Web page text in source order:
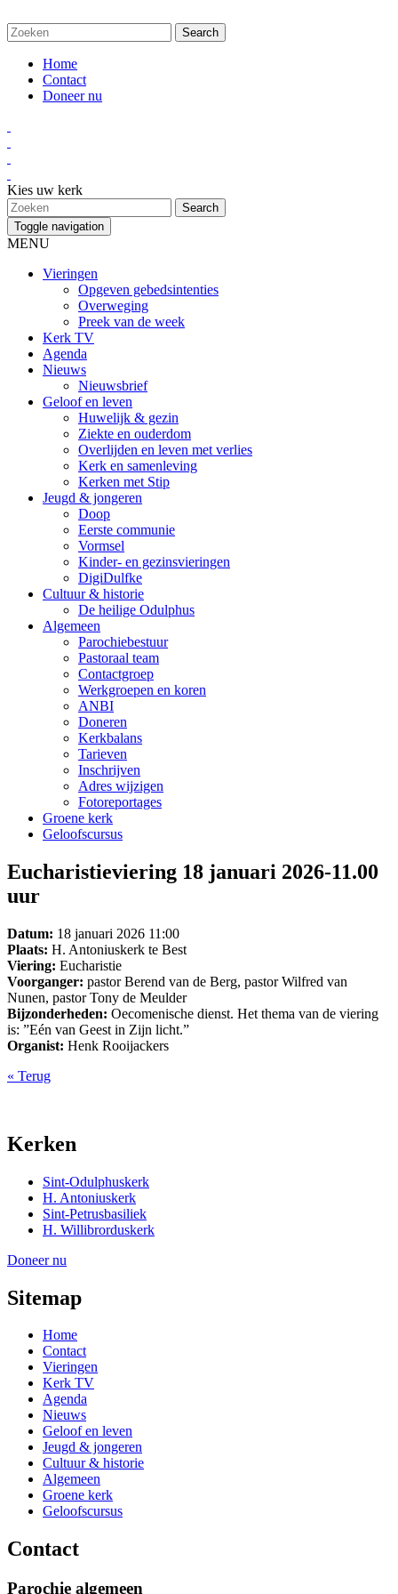
Home
Contact
Doneer nu
Kies uw kerk
Toggle navigation
MENU
Vieringen
Opgeven gebedsintenties
Overweging
Preek van de week
Kerk TV
Agenda
Nieuws
Nieuwsbrief
Geloof en leven
Huwelijk & gezin
Ziekte en ouderdom
Overlijden en leven met verlies
Kerk en samenleving
Kerken met Stip
Jeugd & jongeren
Doop
Eerste communie
Vormsel
Kinder- en gezinsvieringen
DigiDulfke
Cultuur & historie
De heilige Odulphus
Algemeen
Parochiebestuur
Pastoraal team
Contactgroep
Werkgroepen en koren
ANBI
Doneren
Kerkbalans
Tarieven
Inschrijven
Adres wijzigen
Fotoreportages
Groene kerk
Geloofscursus
Eucharistieviering 18 januari 2026-11.00
uur
Datum: 18 januari 2026 11:00
Plaats: H. Antoniuskerk te Best
Viering: Eucharistie
Voorganger: pastor Berend van de Berg, pastor Wilfred van
Nunen, pastor Tony de Meulder
Bijzonderheden: Oecomenische dienst. Het thema van de viering
is: ”Eén van Geest in Zijn licht.”
Organist: Henk Rooijackers
« Terug
Kerken
Sint-Odulphuskerk
H. Antoniuskerk
Sint-Petrusbasiliek
H. Willibrorduskerk
Doneer nu
Sitemap
Home
Contact
Vieringen
Kerk TV
Agenda
Nieuws
Geloof en leven
Jeugd & jongeren
Cultuur & historie
Algemeen
Groene kerk
Geloofscursus
Contact
Parochie algemeen